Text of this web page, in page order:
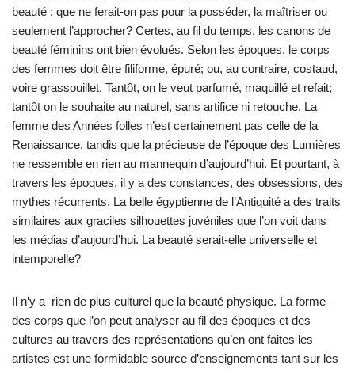
beauté : que ne ferait-on pas pour la posséder, la maîtriser ou
seulement l’approcher? Certes, au fil du temps, les canons de
beauté féminins ont bien évolués. Selon les époques, le corps
des femmes doit être filiforme, épuré; ou, au contraire, costaud,
voire grassouillet. Tantôt, on le veut parfumé, maquillé et refait;
tantôt on le souhaite au naturel, sans artifice ni retouche. La
femme des Années folles n’est certainement pas celle de la
Renaissance, tandis que la précieuse de l’époque des Lumières
ne ressemble en rien au mannequin d’aujourd’hui. Et pourtant, à
travers les époques, il y a des constances, des obsessions, des
mythes récurrents. La belle égyptienne de l’Antiquité a des traits
similaires aux graciles silhouettes juvéniles que l’on voit dans
les médias d’aujourd’hui. La beauté serait-elle universelle et
intemporelle?
Il n’y a rien de plus culturel que la beauté physique. La forme
des corps que l’on peut analyser au fil des époques et des
cultures au travers des représentations qu’en ont faites les
artistes est une formidable source d’enseignements tant sur les